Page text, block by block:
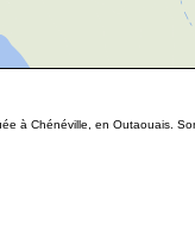
à Chénéville, en Outaouais.